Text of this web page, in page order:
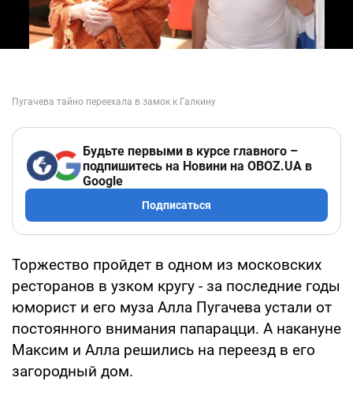
Будьте первыми в курсе главного –
подпишитесь на Новини на OBOZ.UA в
Google
Подписаться
Торжество пройдет в одном из московских
ресторанов в узком кругу - за последние годы
юморист и его муза Алла Пугачева устали от
постоянного внимания папарацци. А накануне
Максим и Алла решились на переезд в его
загородный дом.